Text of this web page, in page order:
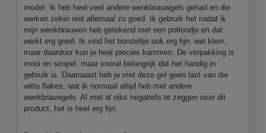
model. Ik heb heel veel andere wenkbrauwgels gehad en die
werken zeker niet allemaal zo goed. Ik gebruik het nadat ik
mijn wenkbrauwen heb getekend met een potloodje en dat
werkt erg goed. Ik vind het borsteltje ook erg fijn, wel klein,
maar daardoor kun je heel precies kammen. De verpakking is
mooi en simpel, maar vooral belangrijk dat het handig in
gebruik is. Daarnaast heb je met deze gel geen last van die
witte flakes, wat ik normaal altijd heb met andere
wenkbrauwgels. Al met al niks negatiefs te zeggen over dit
product, het is heel erg fijn.